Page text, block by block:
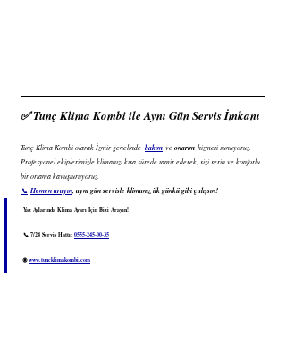
✅ Tunç Klima Kombi ile Aynı Gün Servis İmkanı
Tunç Klima Kombi olarak İzmir genelinde bakım ve onarım hizmeti sunuyoruz.
Profesyonel ekiplerimizle klimanızı kısa sürede tamir ederek, sizi serin ve konforlu
bir ortama kavuşturuyoruz.
📞 Hemen arayın, aynı gün servisle klimanız ilk günkü gibi çalışsın!
Yaz Aylarında Klima Ayarı İçin Bizi Arayın!
📞 7/24 Servis Hattı: 0555-245-00-35
🌐 www.tuncklimakombi.com